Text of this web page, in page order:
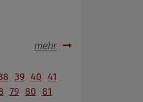
mehr
39 40 41
79 80 81